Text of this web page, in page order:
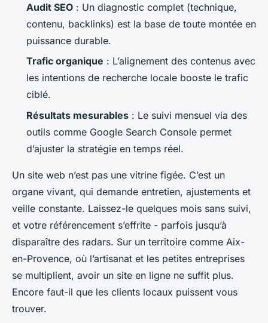
Audit SEO : Un diagnostic complet (technique,
contenu, backlinks) est la base de toute montée en
puissance durable.
Trafic organique : L’alignement des contenus avec
les intentions de recherche locale booste le trafic
ciblé.
Résultats mesurables : Le suivi mensuel via des
outils comme Google Search Console permet
d’ajuster la stratégie en temps réel.
Un site web n’est pas une vitrine figée. C’est un
organe vivant, qui demande entretien, ajustements et
veille constante. Laissez-le quelques mois sans suivi,
et votre référencement s’effrite - parfois jusqu’à
disparaître des radars. Sur un territoire comme Aix-
en-Provence, où l’artisanat et les petites entreprises
se multiplient, avoir un site en ligne ne suffit plus.
Encore faut-il que les clients locaux puissent vous
trouver.